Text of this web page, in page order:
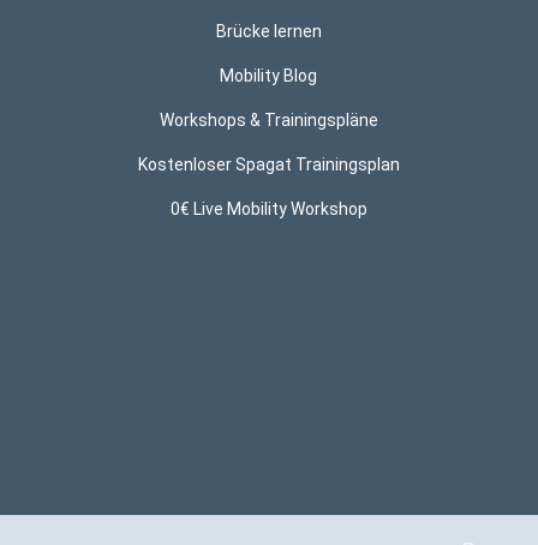
Brücke lernen
Mobility Blog
Workshops & Trainingspläne
Kostenloser Spagat Trainingsplan
0€ Live Mobility Workshop